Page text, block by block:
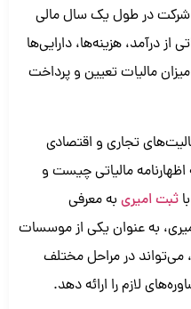
در طول یک سال مالی
از درآمد، هزینه‌ها، دارایی‌ها
مالیات تعیین و پرداخت
تجاری و اقتصادی
مالیاتی چیست و
ثبت امیری به معرفی
به عنوان یکی از موسسات
، می‌تواند در مراحل مختلف
لازم را ارائه دهد.